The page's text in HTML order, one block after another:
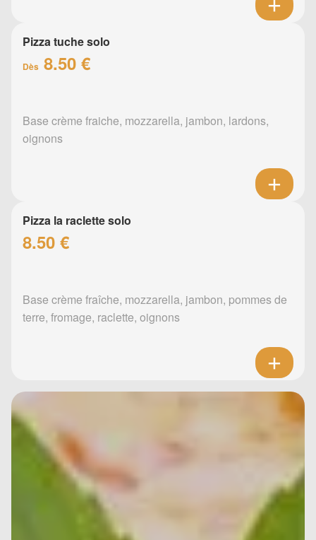
Pizza tuche solo
Dès 8.50 €
Base crème fraiche, mozzarella, jambon, lardons,
oignons
Pizza la raclette solo
8.50 €
Base crème fraîche, mozzarella, jambon, pommes de
terre, fromage, raclette, oignons